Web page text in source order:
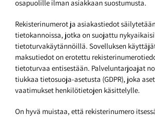
osapuolille ilman asiakkaan suostumusta.
Rekisterinumerot ja asiakastiedot
tietokannoissa, jotka on suojattu
tietoturvakäytännöillä. Sovelluksen
maksutiedot on erotettu
tietoturvaa entisestään. Palveluntarjoajat
tiukkaa tietosuoja-asetusta (GDPR), joka
vaatimukset henkilötietojen käsittelylle.
On hyvä muistaa, että rekisterinumero